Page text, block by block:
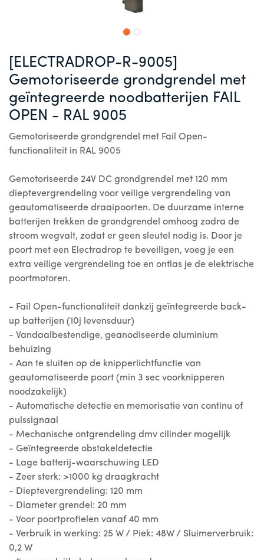
[ELECTRADROP-R-9005]
Gemotoriseerde grondgrendel met
geïntegreerde noodbatterijen FAIL
OPEN - RAL 9005
Gemotoriseerde grondgrendel met Fail Open-
functionaliteit in RAL 9005
Gemotoriseerde 24V DC grondgrendel met 120 mm
dieptevergrendeling voor veilige vergrendeling van
geautomatiseerde draaipoorten. De duurzame interne
batterijen trekken de grondgrendel omhoog zodra de
stroom wegvalt, zodat er geen sleutel nodig is. Door je
poort met een Electradrop te beveiligen, voeg je een
extra veilige vergrendeling toe en ontlas je de elektrische
poortmotoren.
- Fail Open-functionaliteit dankzij geïntegreerde back-
up batterijen (10j levensduur)
- Vandaalbestendige, geanodiseerde aluminium
behuizing
- Aan te sluiten op de knipperlichtfunctie van
geautomatiseerde poort (min 3 sec voorknipperen
noodzakelijk)
- Automatische detectie en memorisatie van continu of
pulssignaal
- Mechanische ontgrendeling dmv cilinder mogelijk
- Geïntegreerde obstakeldetectie
- Lage batterij-waarschuwing LED
- Zeer sterk: >1000 kg draagkracht
- Dieptevergrendeling: 120 mm
- Diameter grendel: 20 mm
- Voor poortprofielen vanaf 40 mm
- Verbruik in werking: 25 W / Piek: 48W / Sluimerverbruik:
0,2 W